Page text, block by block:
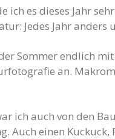
ich es dieses Jahr
Jedes Jahr
Sommer endlich
an.
ich auch von den
Auch einen